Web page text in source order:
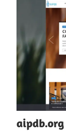
aipdb.org